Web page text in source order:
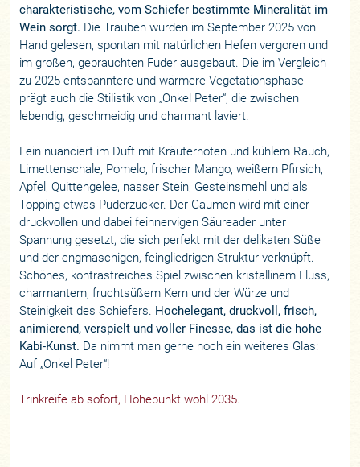
charakteristische, vom Schiefer bestimmte Mineralität im
Wein sorgt. Die Trauben wurden im September 2025 von
Hand gelesen, spontan mit natürlichen Hefen vergoren und
im großen, gebrauchten Fuder ausgebaut. Die im Vergleich
zu 2025 entspanntere und wärmere Vegetationsphase
prägt auch die Stilistik von „Onkel Peter“, die zwischen
lebendig, geschmeidig und charmant laviert.
Fein nuanciert im Duft mit Kräuternoten und kühlem Rauch,
Limettenschale, Pomelo, frischer Mango, weißem Pfirsich,
Apfel, Quittengelee, nasser Stein, Gesteinsmehl und als
Topping etwas Puderzucker. Der Gaumen wird mit einer
druckvollen und dabei feinnervigen Säureader unter
Spannung gesetzt, die sich perfekt mit der delikaten Süße
und der engmaschigen, feingliedrigen Struktur verknüpft.
Schönes, kontrastreiches Spiel zwischen kristallinem Fluss,
charmantem, fruchtsüßem Kern und der Würze und
Steinigkeit des Schiefers. Hochelegant, druckvoll, frisch,
animierend, verspielt und voller Finesse, das ist die hohe
Kabi-Kunst. Da nimmt man gerne noch ein weiteres Glas:
Auf „Onkel Peter“!
Trinkreife ab sofort, Höhepunkt wohl 2035.